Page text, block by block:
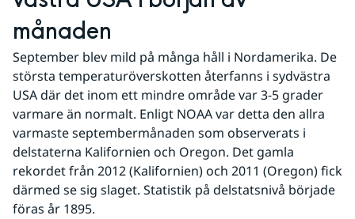
månaden
September blev mild på många håll i Nordamerika. De
största temperaturöverskotten återfanns i sydvästra
USA där det inom ett mindre område var 3-5 grader
varmare än normalt. Enligt NOAA var detta den allra
varmaste septembermånaden som observerats i
delstaterna Kalifornien och Oregon. Det gamla
rekordet från 2012 (Kalifornien) och 2011 (Oregon) fick
därmed se sig slaget. Statistik på delstatsnivå började
föras år 1895.